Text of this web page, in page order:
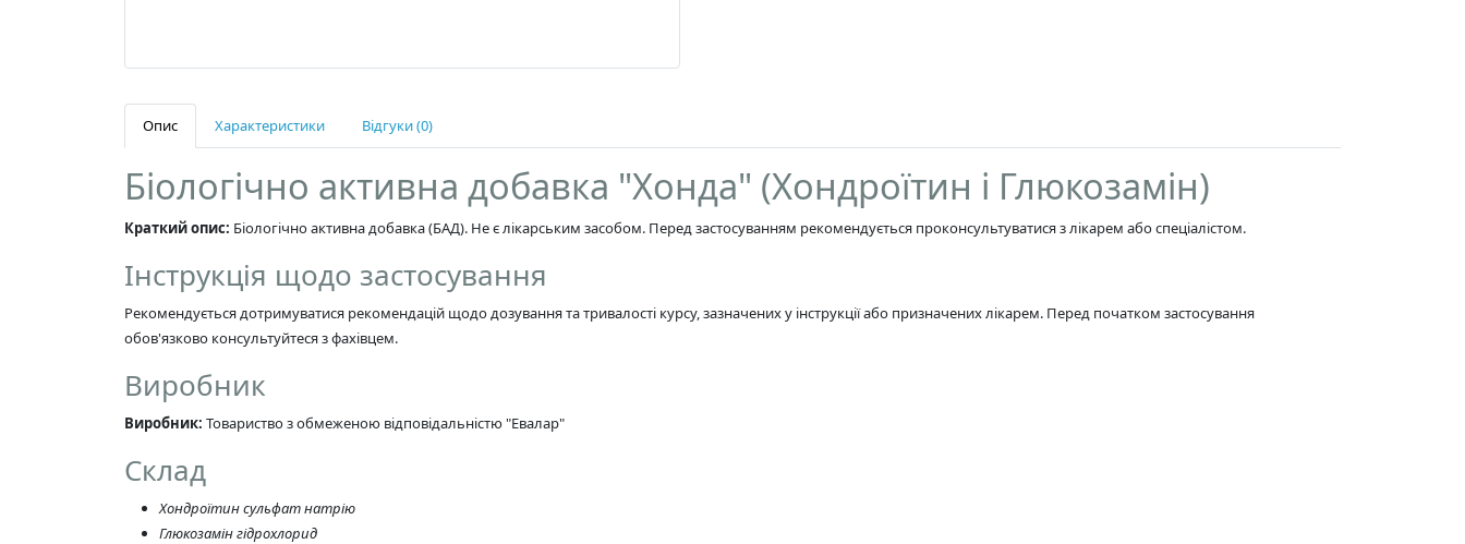
Опис Характеристики Відгуки (0)
Біологічно активна добавка "Хонда" (Хондроїтин і Глюкозамін)
Краткий опис: Біологічно активна добавка (БАД). Не є лікарським засобом. Перед застосуванням рекомендується проконсультуватися з лікарем або спеціалістом.
Інструкція щодо застосування
Рекомендується дотримуватися рекомендацій щодо дозування та тривалості курсу, зазначених у інструкції або призначених лікарем. Перед початком застосування
обов'язково консультуйтеся з фахівцем.
Виробник
Виробник: Товариство з обмеженою відповідальністю "Евалар"
Склад
Хондроїтин сульфат натрію
Глюкозамін гідрохлорид